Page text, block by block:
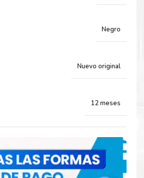
106R03915 Negro
C600 C605
Negro
Nuevo original
12 meses